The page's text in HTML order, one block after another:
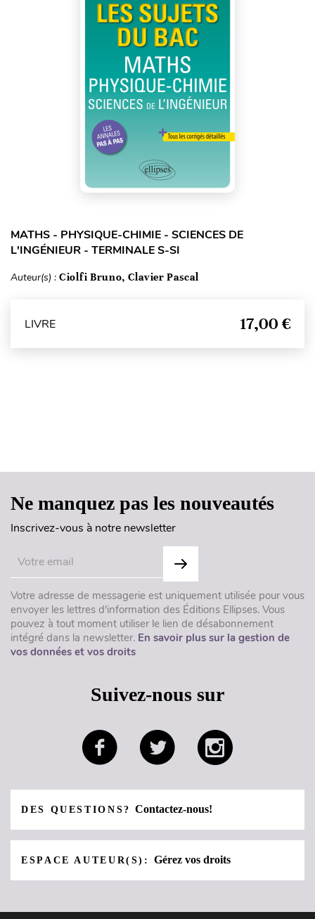
MATHS - PHYSIQUE-CHIMIE - SCIENCES DE
L'INGÉNIEUR - TERMINALE S-SI
Auteur(s) : Ciolfi Bruno, Clavier Pascal
LIVRE 17,00 €
Ne manquez pas les nouveautés
Inscrivez-vous à notre newsletter
Votre adresse de messagerie est uniquement utilisée pour vous
envoyer les lettres d'information des Éditions Ellipses. Vous
pouvez à tout moment utiliser le lien de désabonnement
intégré dans la newsletter. En savoir plus sur la gestion de
vos données et vos droits
Suivez-nous sur
DES QUESTIONS?Contactez-nous!
ESPACE AUTEUR(S):Gérez vos droits